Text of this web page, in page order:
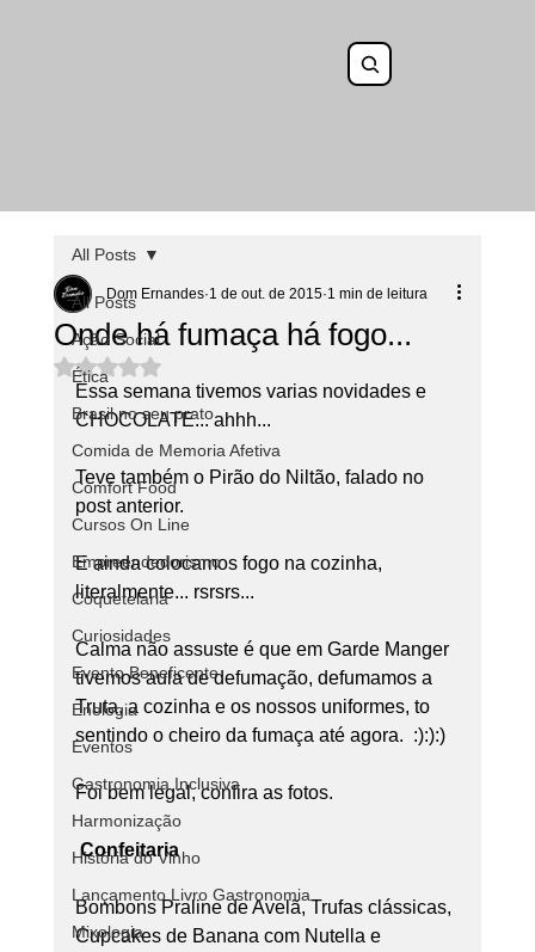
All Posts
Ação Social
Ética
Brasil no seu prato
Comida de Memoria Afetiva
Comfort Food
Cursos On Line
Empreendedorismo
Coquetelaria
Curiosidades
Evento Beneficente
Enologia
Eventos
Gastronomia Inclusiva
Harmonização
História do Vinho
Lançamento Livro Gastronomia
Mixologia
All Posts
Onde há fumaça há fogo...
Dom Ernandes 1 de out. de 2015 1 min de leitura
Avaliado com NaN de 5 estrelas.
Essa semana tivemos varias novidades e
CHOCOLATE... ahhh...
Teve também o Pirão do Niltão, falado no
post anterior.
E ainda colocamos fogo na cozinha,
literalmente... rsrsrs...
Calma não assuste é que em Garde Manger
tivemos aula de defumação, defumamos a
Truta, a cozinha e os nossos uniformes, to
sentindo o cheiro da fumaça até agora.  :):):)
Foi bem legal, confira as fotos.
Confeitaria
Bombons Praline de Avelã, Trufas clássicas,
Cupcakes de Banana com Nutella e